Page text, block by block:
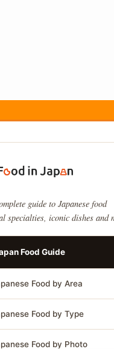
guide to Japanese food
specialties, iconic dishes and
Food Guide
Food by Area
Food by Type
Food by Photo